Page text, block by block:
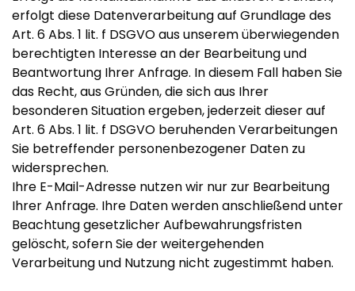
erfolgt diese Datenverarbeitung auf Grundlage des
Art. 6 Abs. 1 lit. f DSGVO aus unserem überwiegenden
berechtigten Interesse an der Bearbeitung und
Beantwortung Ihrer Anfrage. In diesem Fall haben Sie
das Recht, aus Gründen, die sich aus Ihrer
besonderen Situation ergeben, jederzeit dieser auf
Art. 6 Abs. 1 lit. f DSGVO beruhenden Verarbeitungen
Sie betreffender personenbezogener Daten zu
widersprechen.
Ihre E-Mail-Adresse nutzen wir nur zur Bearbeitung
Ihrer Anfrage. Ihre Daten werden anschließend unter
Beachtung gesetzlicher Aufbewahrungsfristen
gelöscht, sofern Sie der weitergehenden
Verarbeitung und Nutzung nicht zugestimmt haben.